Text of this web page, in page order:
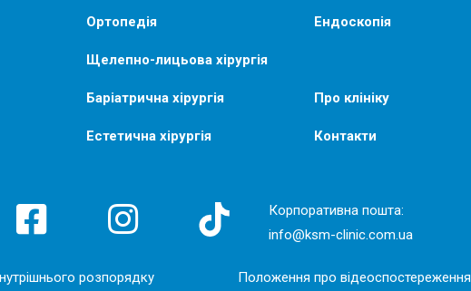
Ортопедія
Щелепно-лицьова хірургія
Баріатрична хірургія
Естетична хірургія
Ендоскопія
Про клініку
Контакти
Корпоративна пошта:
info@ksm-clinic.com.ua
розпорядку Положення про відеоспостереження